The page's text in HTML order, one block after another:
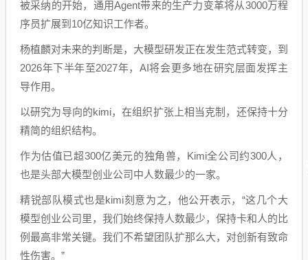
被采纳的开始，通用Agent带来的生产力变革将从3000万程
序员扩展到10亿知识工作者。
杨植麟对未来的判断是，大模型研发正在发生范式转变，到
2026年下半年至2027年，AI将会更多地在研究层面发挥主
导作用。
以研究为导向的kimi，在组织扩张上相当克制，还保持十分
精简的组织结构。
作为估值已超300亿美元的独角兽，Kimi全公司约300人，
也是头部大模型创业公司中人数最少的一家。
精锐部队模式也是kimi刻意为之，他公开表示，“这几个大
模型创业公司里，我们始终保持人数最少，保持卡和人的比
例最高非常关键。我们不希望团队扩那么大，对创新有致命
性伤害。”